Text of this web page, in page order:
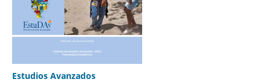
Estudios Avanzados